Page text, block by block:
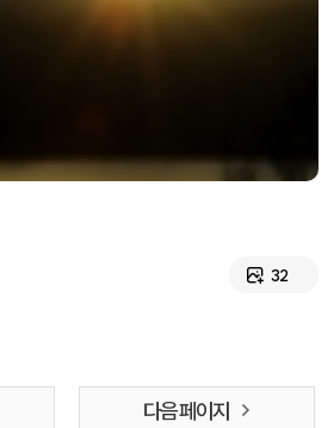
32
다음 페이지